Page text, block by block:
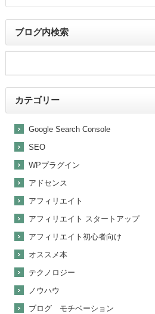
ブログ内検索
カテゴリー
Google Search Console
SEO
WPプラグイン
アドセンス
アフィリエイト
アフィリエイト スタートアップ
アフィリエイト初心者向け
オススメ本
テクノロジー
ノウハウ
ブログ モチベーション